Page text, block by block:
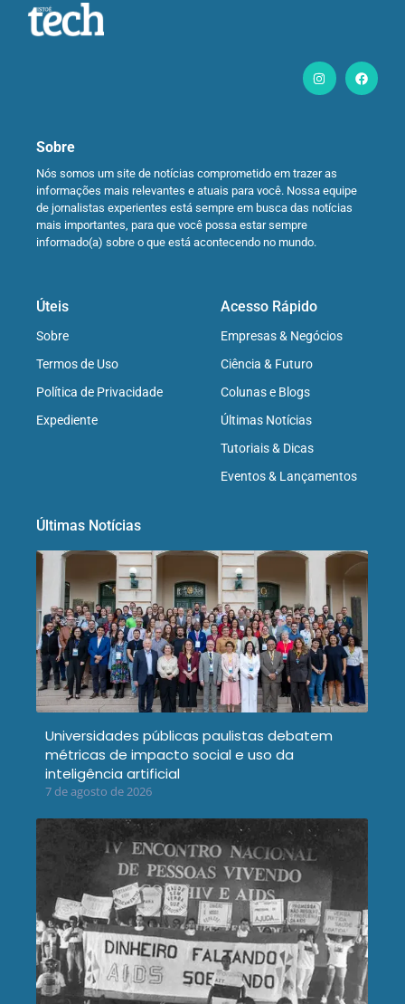
Sobre
Nós somos um site de notícias comprometido em trazer as
informações mais relevantes e atuais para você. Nossa equipe
de jornalistas experientes está sempre em busca das notícias
mais importantes, para que você possa estar sempre
informado(a) sobre o que está acontecendo no mundo.
Úteis
Sobre
Termos de Uso
Política de Privacidade
Expediente
Acesso Rápido
Empresas & Negócios
Ciência & Futuro
Colunas e Blogs
Últimas Notícias
Tutoriais & Dicas
Eventos & Lançamentos
Últimas Notícias
Universidades públicas paulistas debatem
métricas de impacto social e uso da
inteligência artificial
7 de agosto de 2026